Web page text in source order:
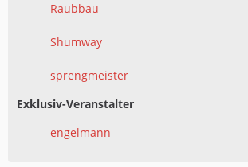
Raubbau
Shumway
sprengmeister
Exklusiv-Veranstalter
engelmann